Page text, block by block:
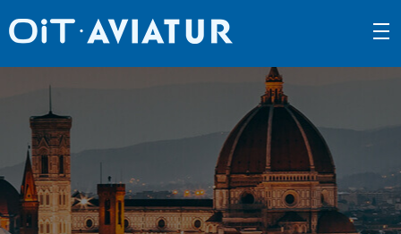
density_medium